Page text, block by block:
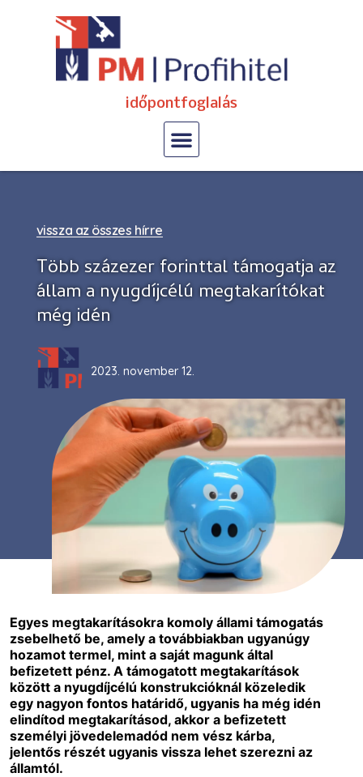
időpontfoglalás
vissza az összes hírre
Több százezer forinttal támogatja az
állam a nyugdíjcélú megtakarítókat
még idén
2023. november 12.
Egyes megtakarításokra komoly állami támogatás
zsebelhető be, amely a továbbiakban ugyanúgy
hozamot termel, mint a saját magunk által
befizetett pénz. A támogatott megtakarítások
között a nyugdíjcélú konstrukcióknál közeledik
egy nagyon fontos határidő, ugyanis ha még idén
elindítod megtakarításod, akkor a befizetett
személyi jövedelemadód nem vész kárba,
jelentős részét ugyanis vissza lehet szerezni az
államtól.